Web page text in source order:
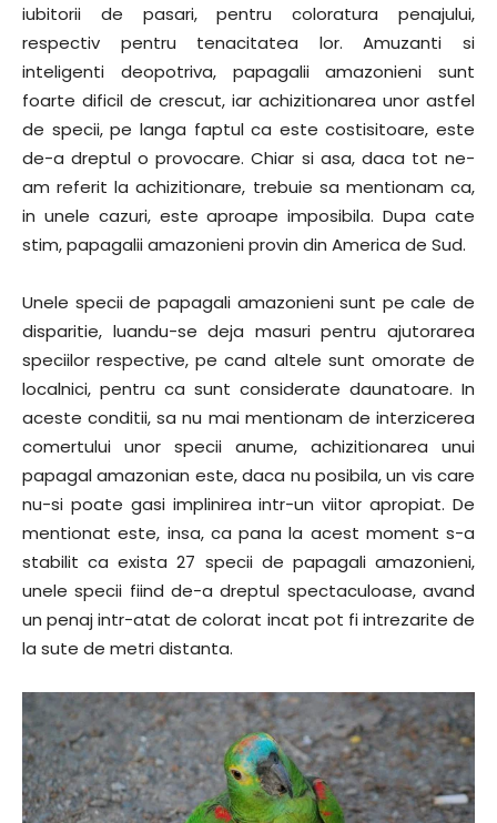
iubitorii de pasari, pentru coloratura penajului,
respectiv pentru tenacitatea lor. Amuzanti si
inteligenti deopotriva, papagalii amazonieni sunt
foarte dificil de crescut, iar achizitionarea unor astfel
de specii, pe langa faptul ca este costisitoare, este
de-a dreptul o provocare. Chiar si asa, daca tot ne-
am referit la achizitionare, trebuie sa mentionam ca,
in unele cazuri, este aproape imposibila. Dupa cate
stim, papagalii amazonieni provin din America de Sud.
Unele specii de papagali amazonieni sunt pe cale de
disparitie, luandu-se deja masuri pentru ajutorarea
speciilor respective, pe cand altele sunt omorate de
localnici, pentru ca sunt considerate daunatoare. In
aceste conditii, sa nu mai mentionam de interzicerea
comertului unor specii anume, achizitionarea unui
papagal amazonian este, daca nu posibila, un vis care
nu-si poate gasi implinirea intr-un viitor apropiat. De
mentionat este, insa, ca pana la acest moment s-a
stabilit ca exista 27 specii de papagali amazonieni,
unele specii fiind de-a dreptul spectaculoase, avand
un penaj intr-atat de colorat incat pot fi intrezarite de
la sute de metri distanta.